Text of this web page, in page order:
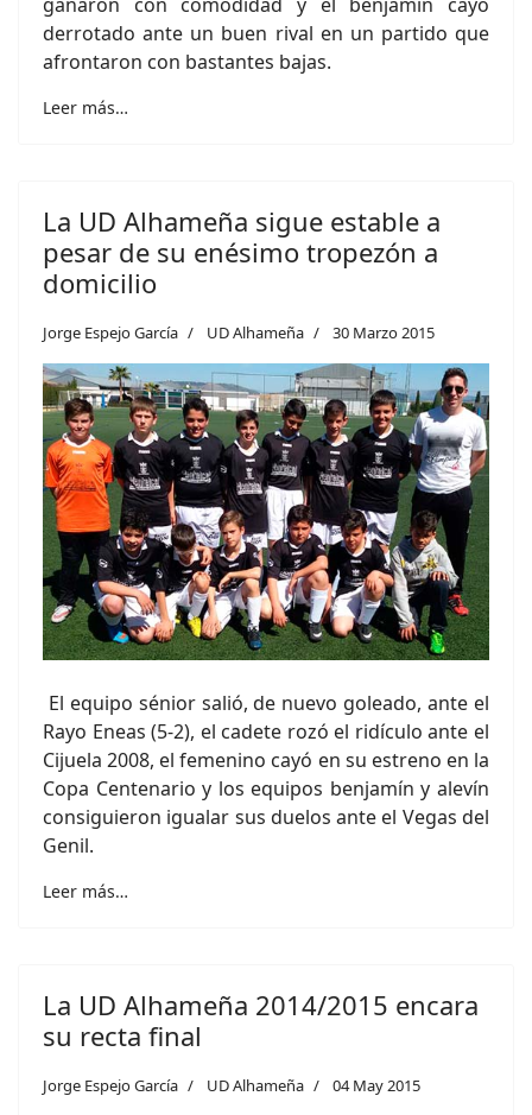
ganaron con comodidad y el benjamín cayó
derrotado ante un buen rival en un partido que
afrontaron con bastantes bajas.
Leer más…
La UD Alhameña sigue estable a
pesar de su enésimo tropezón a
domicilio
Jorge Espejo García UD Alhameña 30 Marzo 2015
El equipo sénior salió, de nuevo goleado, ante el
Rayo Eneas (5-2), el cadete rozó el ridículo ante el
Cijuela 2008, el femenino cayó en su estreno en la
Copa Centenario y los equipos benjamín y alevín
consiguieron igualar sus duelos ante el Vegas del
Genil.
Leer más…
La UD Alhameña 2014/2015 encara
su recta final
Jorge Espejo García UD Alhameña 04 May 2015